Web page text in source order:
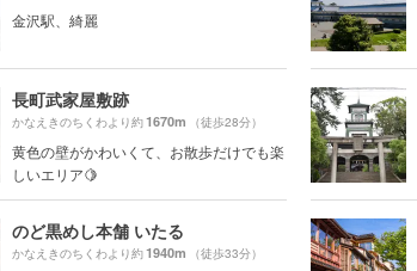
金沢駅、綺麗
長町武家屋敷跡
かなえきのちくわより約1670m （徒歩28分）
黄色の壁がかわいくて、お散歩だけでも楽
しいエリア🍋
のど黒めし本舗 いたる
かなえきのちくわより約1940m （徒歩33分）